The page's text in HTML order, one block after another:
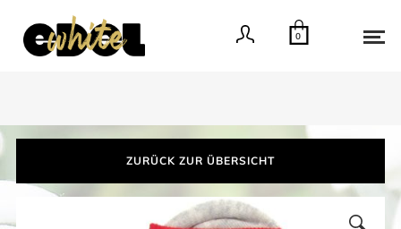
0
ZURÜCK ZUR ÜBERSICHT